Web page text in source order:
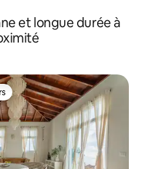
et longue durée à
plus appréciés